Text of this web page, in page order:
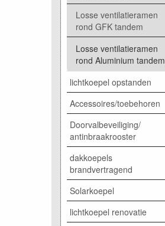
Losse ventilatieramen
rond GFK tandem
Losse ventilatieramen
rond Aluminium tandem
lichtkoepel opstanden
Accessoires/toebehoren
Doorvalbeveiliging/
antinbraakrooster
dakkoepels
brandvertragend
Solarkoepel
lichtkoepel renovatie